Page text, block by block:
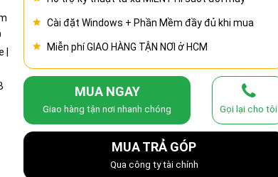
Cài đặt Windows + Phần Mềm đầy đủ khi mua
Miễn phí GIAO HÀNG TẬN NƠI ở HCM
MUA NGAY
Giao hàng tận nơi nhanh chóng Gọi lại cho tôi
MUA TRẢ GÓP
Qua công ty tài chính